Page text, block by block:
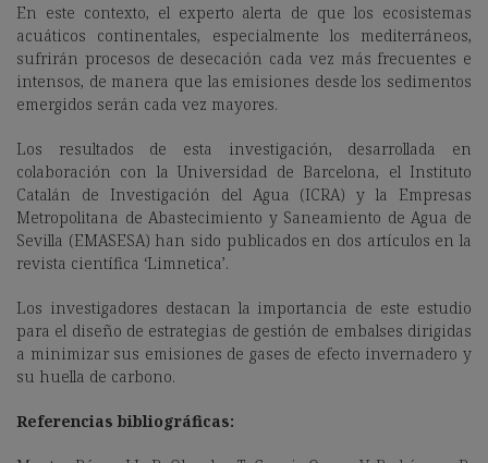
En este contexto, el experto alerta de que los ecosistemas
acuáticos continentales, especialmente los mediterráneos,
sufrirán procesos de desecación cada vez más frecuentes e
intensos, de manera que las emisiones desde los sedimentos
emergidos serán cada vez mayores.
Los resultados de esta investigación, desarrollada en
colaboración con la Universidad de Barcelona, el Instituto
Catalán de Investigación del Agua (ICRA) y la Empresas
Metropolitana de Abastecimiento y Saneamiento de Agua de
Sevilla (EMASESA) han sido publicados en dos artículos en la
revista científica ‘Limnetica’.
Los investigadores destacan la importancia de este estudio
para el diseño de estrategias de gestión de embalses dirigidas
a minimizar sus emisiones de gases de efecto invernadero y
su huella de carbono.
Referencias bibliográficas: